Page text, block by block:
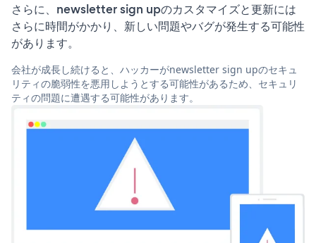
さらに、newsletter sign upのカスタマイズと更新には
さらに時間がかかり、新しい問題やバグが発生する可能性
があります。
会社が成長し続けると、ハッカーがnewsletter sign upのセキュ
リティの脆弱性を悪用しようとする可能性があるため、セキュリ
ティの問題に遭遇する可能性があります。